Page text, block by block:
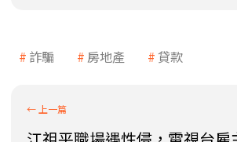
詐騙 房地產 貸款